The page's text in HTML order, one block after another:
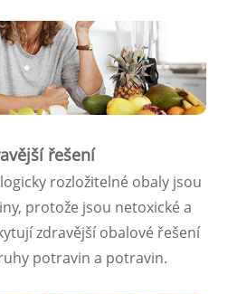
řešení
rozložitelné obaly jsou
protože jsou netoxické a
zdravější obalové řešení
potravin a potravin.